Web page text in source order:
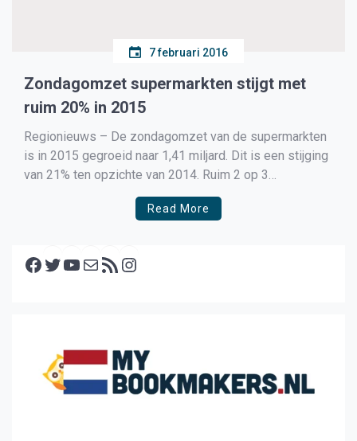
7 februari 2016
Zondagomzet supermarkten stijgt met
ruim 20% in 2015
Regionieuws – De zondagomzet van de supermarkten
is in 2015 gegroeid naar 1,41 miljard. Dit is een stijging
van 21% ten opzichte van 2014. Ruim 2 op 3
huishoudens doen per jaar bijna 9 keer boodschappen
op zondag. Vooral de jongeren (alleenstaanden en
Read More
Facebook Twitter YouTube E-mail RSS feed